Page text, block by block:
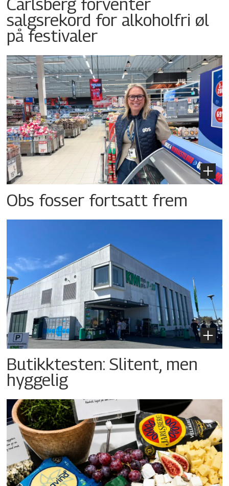
salgsrekord for alkoholfri øl
på festivaler
Obs fosser fortsatt frem
Butikktesten: Slitent, men
hyggelig